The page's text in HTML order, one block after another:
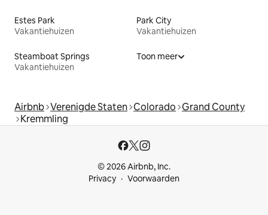
Estes Park
Vakantiehuizen
Park City
Vakantiehuizen
Steamboat Springs
Vakantiehuizen
Toon meer
Airbnb Verenigde Staten Colorado Grand County
Kremmling
© 2026 Airbnb, Inc.
Privacy
Voorwaarden